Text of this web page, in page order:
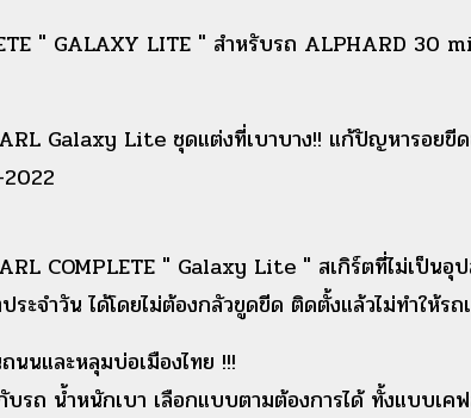
" GALAXY LITE " สำหรับรถ ALPHARD 30
Galaxy Lite ชุดแต่งที่เบาบาง!! แก้ปัญหารอยขี
COMPLETE " Galaxy Lite " สเกิร์ตที่ไม่เป็นอุ
จำวัน ได้โดยไม่ต้องกลัวขูดขีด ติดตั้งแล้วไม่ทำให้รถ
นและหลุมบ่อเมืองไทย !!!
รถ น้ำหนักเบา เลือกแบบตามต้องการได้ ทั้งแบบเค